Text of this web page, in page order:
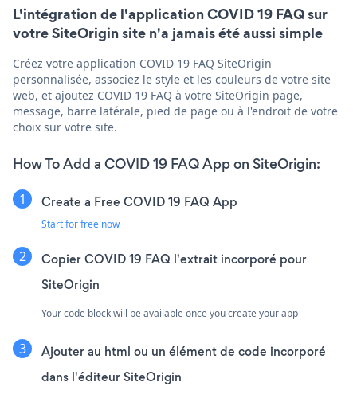
L'intégration de l'application COVID 19 FAQ sur
votre SiteOrigin site n'a jamais été aussi simple
Créez votre application COVID 19 FAQ SiteOrigin
personnalisée, associez le style et les couleurs de votre site
web, et ajoutez COVID 19 FAQ à votre SiteOrigin page,
message, barre latérale, pied de page ou à l'endroit de votre
choix sur votre site.
How To Add a COVID 19 FAQ App on SiteOrigin:
Create a Free COVID 19 FAQ App
Start for free now
Copier COVID 19 FAQ l'extrait incorporé pour
SiteOrigin
Your code block will be available once you create your app
Ajouter au html ou un élément de code incorporé
dans l'éditeur SiteOrigin